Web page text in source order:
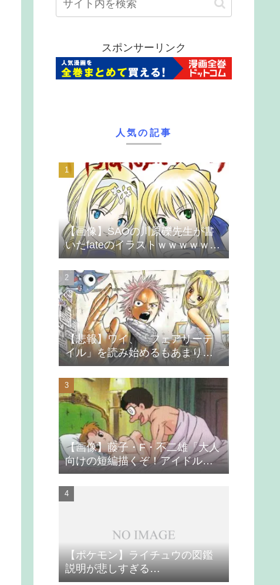
スポンサーリンク
人気の記事
【画像】SAOの川原礫先生が書
いたfateのイラストｗｗｗｗｗｗ
ｗｗｗ
【悲報】ワイ、「フェアリーテ
イル」を読み始めるもあまりの
つまらなさに挫折する
【画像】藤子・F・不二雄「大人
向けの短編描くぞ！アイドルが
無理やり抱かれるシーン入れ
よ」
【ポケモン】ライチュウの図鑑
説明が悲しすぎる…